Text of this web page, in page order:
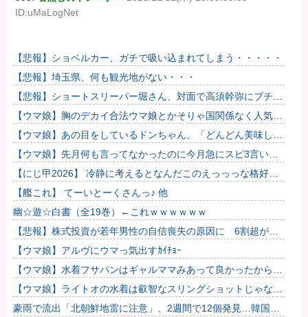
ID:uMaLogNet
【悲報】ショベルカー、ガチで吸い込まれてしまう・・・・・
【悲報】埼玉県、何も観光地がない・・・
【悲報】ショートスリーパー堀さん、対面で高須幹弥にブチギ
レるｗｗｗｗ
【ウマ娘】胸のデカイ合法ウマ娘とかそりゃ国関係なく人気出
るわな
【ウマ娘】あの目をしているドンちゃん。「どんどん美味しく
実る…♡」
【ウマ娘】先月何も言ってなかったのに今月急にスピ3言い出
したのが怪しいよな。
【にじ甲2026】 冷静に考えるとなんだこのえっっっな格好
は…？
【艦これ】 てーいとーくさんっ♪ 他
幽☆遊☆白書（全19巻）←これｗｗｗｗｗｗ
【悲報】株式投資が若年男性の自信喪失の原因に 6割超が自
分は「人生の敗者」だと感じる
【ウマ娘】アルヴにウマっ気出すｶｲﾁｮｰ
【ウマ娘】水着フサパンはギャルママみあって良かったから引
く【ウマ娘】ライトオの水着は叡智なスリングショットじゃなく
て多分これ。
豪雨で流出「北朝鮮地雷に注意」、2週間で12個発見…韓国北